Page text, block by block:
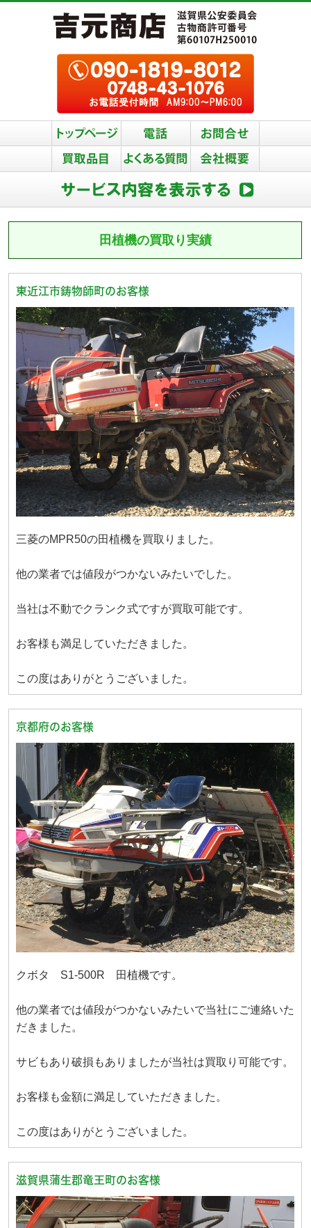
田植機の買取り実績
東近江市鋳物師町のお客様
三菱のMPR50の田植機を買取りました。
他の業者では値段がつかないみたいでした。
当社は不動でクランク式ですが買取可能です。
お客様も満足していただきました。
この度はありがとうございました。
京都府のお客様
クボタ S1-500R 田植機です。
他の業者では値段がつかないみたいで当社にご連絡いた
だきました。
サビもあり破損もありましたが当社は買取り可能です。
お客様も金額に満足していただきました。
この度はありがとうございました。
滋賀県蒲生郡竜王町のお客様